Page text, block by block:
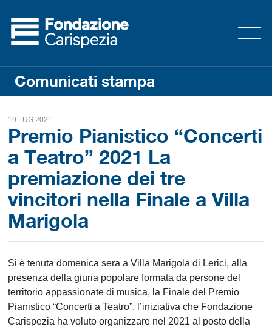
Comunicati stampa
19 LUG 2021
Premio Pianistico “Concerti
a Teatro” 2021 La
premiazione dei tre
vincitori nella Finale a Villa
Marigola
Si è tenuta domenica sera a Villa Marigola di Lerici, alla
presenza della giuria popolare formata da persone del
territorio appassionate di musica, la Finale del Premio
Pianistico “Concerti a Teatro”, l’iniziativa che Fondazione
Carispezia ha voluto organizzare nel 2021 al posto della